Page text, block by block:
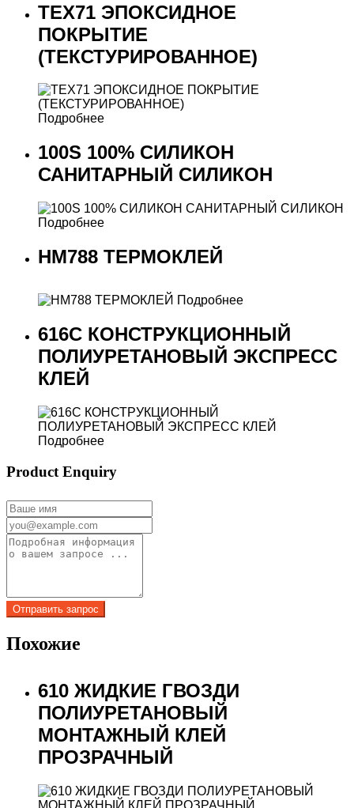
ТЕХ71 ЭПОКСИДНОЕ
ПОКРЫТИЕ
(ТЕКСТУРИРОВАННОЕ)
Подробнее
100S 100% СИЛИКОН
САНИТАРНЫЙ СИЛИКОН
Подробнее
HM788 ТЕРМОКЛЕЙ
Подробнее
616C КОНСТРУКЦИОННЫЙ
ПОЛИУРЕТАНОВЫЙ ЭКСПРЕСС
КЛЕЙ
Подробнее
Product Enquiry
Похожие
610 ЖИДКИЕ ГВОЗДИ
ПОЛИУРЕТАНОВЫЙ
МОНТАЖНЫЙ КЛЕЙ
ПРОЗРАЧНЫЙ